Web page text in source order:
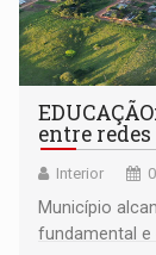
entre
Interior
Município
fundamental